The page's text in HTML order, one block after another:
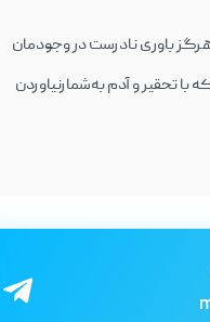
باوری نادرست در وجودمان
تحقیر و آدم به‌شمار‌نیاوردن